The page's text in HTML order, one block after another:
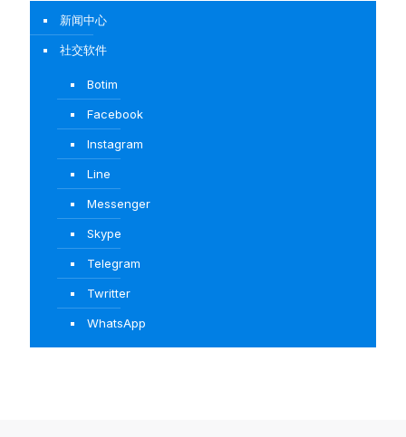
新闻中心
社交软件
Botim
Facebook
Instagram
Line
Messenger
Skype
Telegram
Twritter
WhatsApp